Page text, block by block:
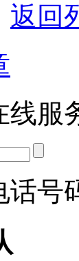
返回
线服
话号